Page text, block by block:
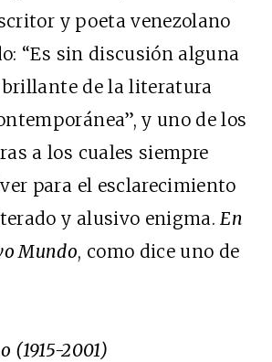
y poeta venezolano
“Es sin discusión alguna
de la literatura
y uno de los
a los cuales siempre
para el esclarecimiento
y alusivo enigma.En
Mundo, como dice uno de
(1915-2001)